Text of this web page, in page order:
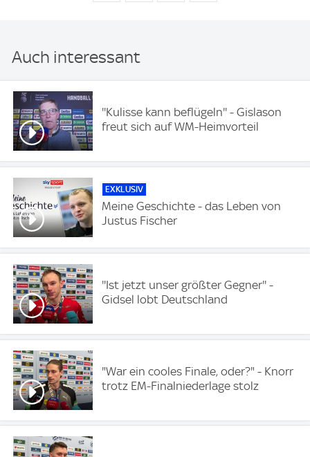
Auch interessant
''Kulisse kann beflügeln'' - Gislason
freut sich auf WM-Heimvorteil
EXKLUSIV
Meine Geschichte - das Leben von
Justus Fischer
''Ist jetzt unser größter Gegner'' -
Gidsel lobt Deutschland
"War ein cooles Finale, oder?" - Knorr
trotz EM-Finalniederlage stolz